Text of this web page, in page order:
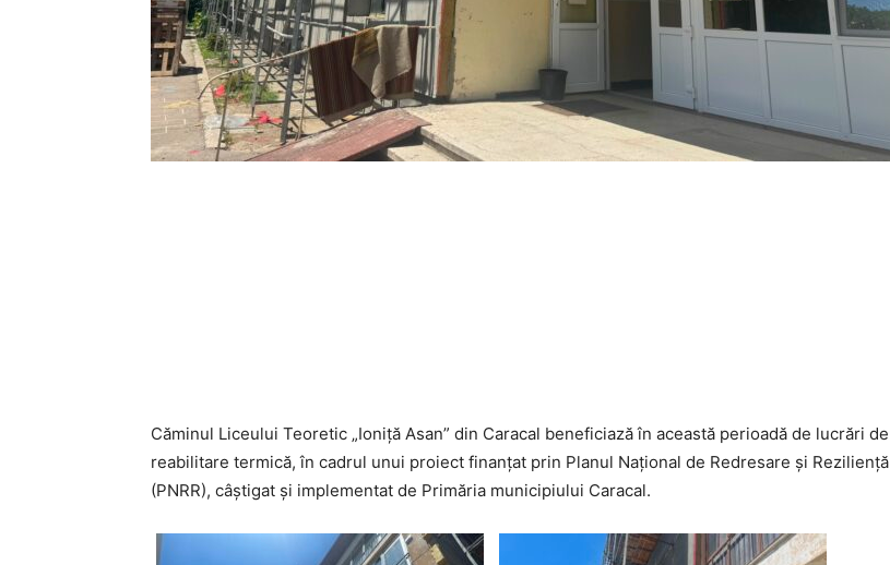
Căminul Liceului Teoretic „Ioniță Asan” din Caracal beneficiază în această perioadă de lucrări de
reabilitare termică, în cadrul unui proiect finanțat prin Planul Național de Redresare și Reziliență
(PNRR), câștigat și implementat de Primăria municipiului Caracal.